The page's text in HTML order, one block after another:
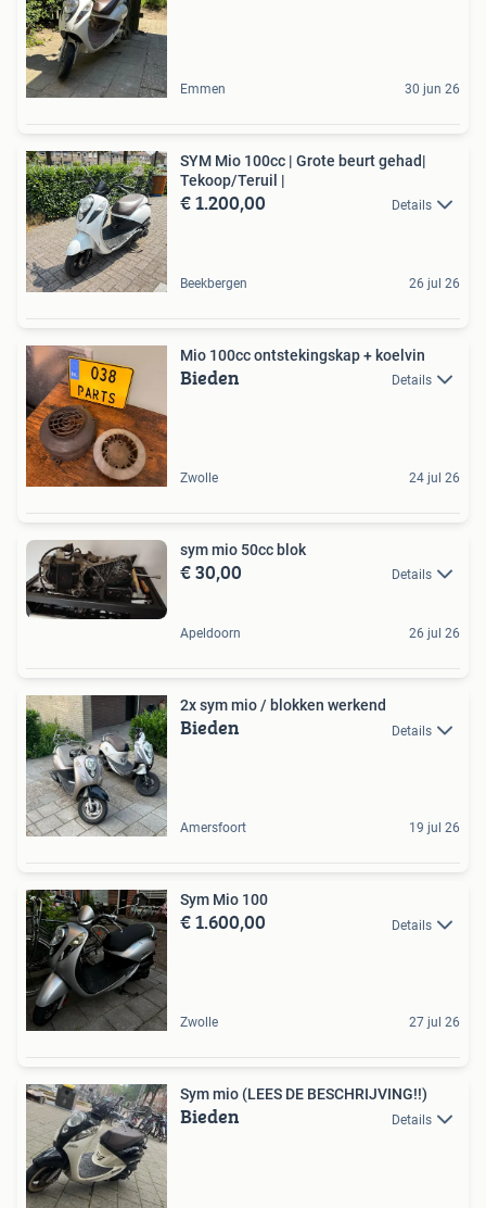
Emmen 30 jun 26
SYM Mio 100cc | Grote beurt gehad️|
Tekoop/Teruil |
€ 1.200,00 Details
Beekbergen 26 jul 26
Mio 100cc ontstekingskap + koelvin
Bieden Details
Zwolle 24 jul 26
sym mio 50cc blok
€ 30,00 Details
Apeldoorn 26 jul 26
2x sym mio / blokken werkend
Bieden Details
Amersfoort 19 jul 26
Sym Mio 100
€ 1.600,00 Details
Zwolle 27 jul 26
Sym mio (LEES DE BESCHRIJVING!!)
Bieden Details